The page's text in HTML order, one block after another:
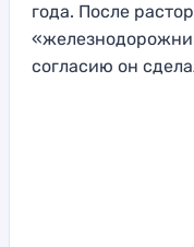
года. После
согласию он